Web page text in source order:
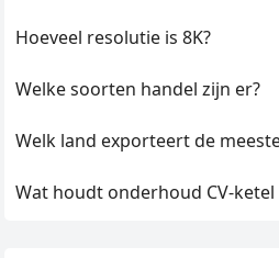
Hoeveel resolutie is 8K?
Welke soorten handel zijn er?
Welk land exporteert de
Wat houdt onderhoud CV-ketel